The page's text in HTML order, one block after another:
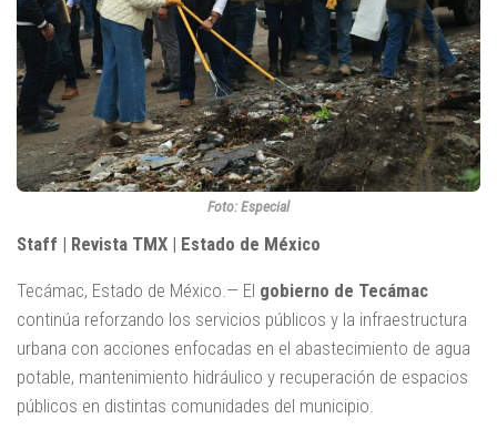
Foto: Especial
Staff | Revista TMX | Estado de México
Tecámac, Estado de México.— El gobierno de Tecámac
continúa reforzando los servicios públicos y la infraestructura
urbana con acciones enfocadas en el abastecimiento de agua
potable, mantenimiento hidráulico y recuperación de espacios
públicos en distintas comunidades del municipio.